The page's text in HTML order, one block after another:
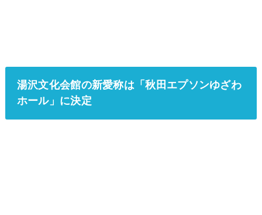
湯沢文化会館の新愛称は「秋田エプソンゆざわ
ホール」に決定